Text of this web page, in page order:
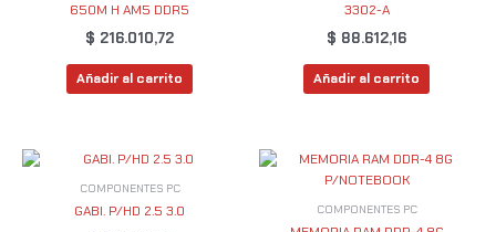
650M H AM5 DDR5
$ 216.010,72
Añadir al carrito
3302-A
$ 88.612,16
Añadir al carrito
COMPONENTES PC
GABI. P/HD 2.5 3.0 COMPONENTES PC